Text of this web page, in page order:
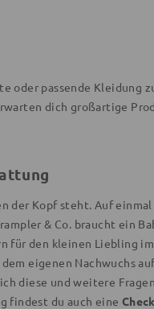
oder passende Kleidung
dich großartige
der Kopf steht. Auf einmal
& Co. braucht ein
für den kleinen Liebling
eigenen Nachwuchs
diese und weitere Fragen
findest du auch eine